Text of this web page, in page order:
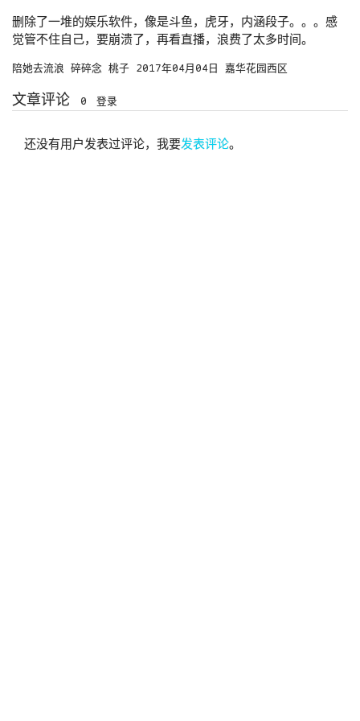
删除了一堆的娱乐软件，像是斗鱼，虎牙，内涵段子。。。感
觉管不住自己，要崩溃了，再看直播，浪费了太多时间。
陪她去流浪 碎碎念 桃子 2017年04月04日 嘉华花园西区
文章评论 0 登录
还没有用户发表过评论，我要发表评论。